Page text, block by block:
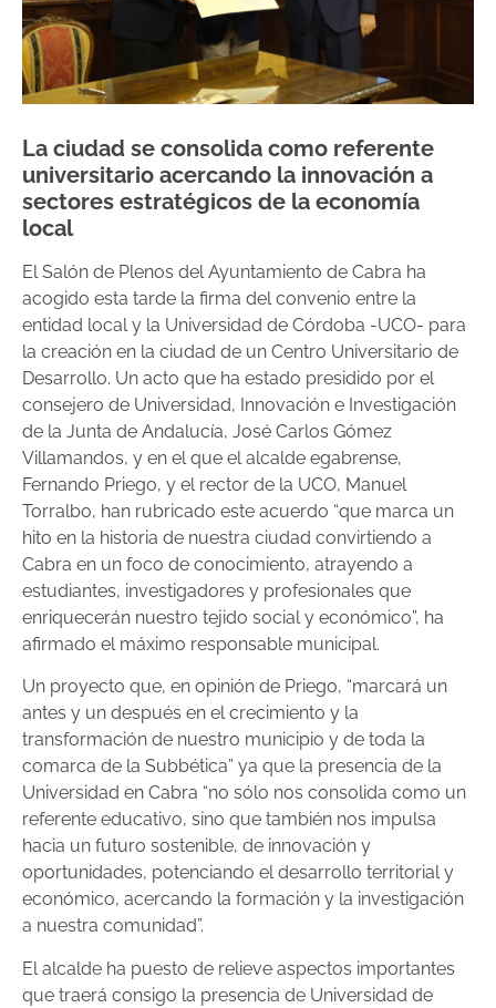
La ciudad se consolida como referente
universitario acercando la innovación a
sectores estratégicos de la economía
local
El Salón de Plenos del Ayuntamiento de Cabra ha
acogido esta tarde la firma del convenio entre la
entidad local y la Universidad de Córdoba -UCO- para
la creación en la ciudad de un Centro Universitario de
Desarrollo. Un acto que ha estado presidido por el
consejero de Universidad, Innovación e Investigación
de la Junta de Andalucía, José Carlos Gómez
Villamandos, y en el que el alcalde egabrense,
Fernando Priego, y el rector de la UCO, Manuel
Torralbo, han rubricado este acuerdo “que marca un
hito en la historia de nuestra ciudad convirtiendo a
Cabra en un foco de conocimiento, atrayendo a
estudiantes, investigadores y profesionales que
enriquecerán nuestro tejido social y económico”, ha
afirmado el máximo responsable municipal.
Un proyecto que, en opinión de Priego, “marcará un
antes y un después en el crecimiento y la
transformación de nuestro municipio y de toda la
comarca de la Subbética” ya que la presencia de la
Universidad en Cabra “no sólo nos consolida como un
referente educativo, sino que también nos impulsa
hacia un futuro sostenible, de innovación y
oportunidades, potenciando el desarrollo territorial y
económico, acercando la formación y la investigación
a nuestra comunidad”.
El alcalde ha puesto de relieve aspectos importantes
que traerá consigo la presencia de Universidad de